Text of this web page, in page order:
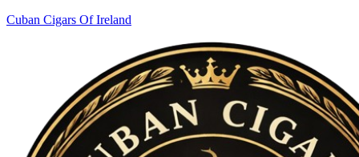
Cuban Cigars Of Ireland